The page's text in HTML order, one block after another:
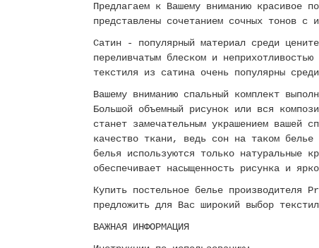
Предлагаем к Вашему вниманию красивое
представлены сочетанием сочных тонов с
Сатин - популярный материал среди
переливчатым блеском и
текстиля из сатина очень популярны
Вашему вниманию спальный комплект
Большой объемный рисунок или вся
станет замечательным украшением вашей
качество ткани, ведь сон на таком белье
белья используются только натуральные
обеспечивает насыщенность рисунка и
Купить постельное белье производителя
предложить для Вас широкий выбор
ВАЖНАЯ ИНФОРМАЦИЯ